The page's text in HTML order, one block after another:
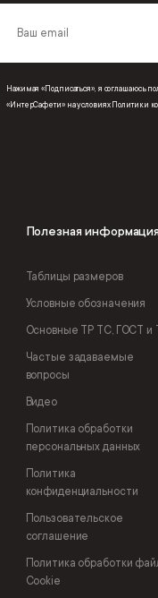
Нажимая «Подписаться», я соглашаюсь
«ИнтерСафети» на условиях Политики
Полезная
Таблицы размеров
Условные обозначения
Основные ТР ТС, ГОСТ и
Частые задаваемые
вопросы
Видео
Политика обработки
персональных данных
Политика
конфиденциальности
Пользовательское
соглашение
Политика обработки
Cookie